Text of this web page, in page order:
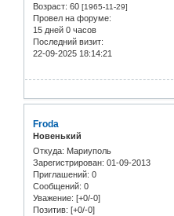
Возраст: 60 [1965-11-29]
Провел на форуме:
15 дней 0 часов
Последний визит:
22-09-2025 18:14:21
Froda
Новенький
Откуда: Мариуполь
Зарегистрирован: 01-09-2013
Приглашений: 0
Сообщений: 0
Уважение: [+0/-0]
Позитив: [+0/-0]